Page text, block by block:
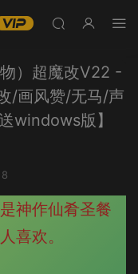
）超魔改V22 -
/画风赞/无马/声
windows版】
8
神作仙肴圣餐
喜欢。